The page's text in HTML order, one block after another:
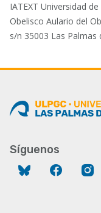
IATEXT Universidad
Obelisco Aulario del
s/n 35003 Las Palmas
Síguenos
Bluesky Facebook